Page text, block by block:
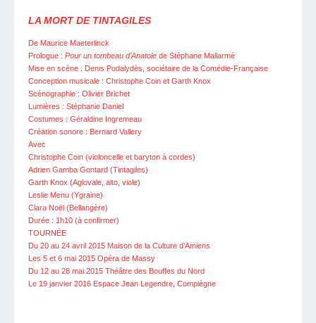
LA MORT DE TINTAGILES
De Maurice Maeterlinck
Prologue : Pour un tombeau d’Anatole de Stéphane Mallarmé
Mise en scène : Denis Podalydès, sociétaire de la Comédie-Française
Conception musicale : Christophe Coin et Garth Knox
Scénographie : Olivier Brichet
Lumières : Stéphanie Daniel
Costumes : Géraldine Ingremeau
Création sonore : Bernard Vallery
Avec
Christophe Coin (violoncelle et baryton à cordes)
Adrien Gamba Gontard (Tintagiles)
Garth Knox (Aglovale, alto, viole)
Leslie Menu (Ygraine)
Clara Noël (Bellangère)
Durée : 1h10 (à confirmer)
TOURNÉE
Du 20 au 24 avril 2015 Maison de la Culture d’Amiens
Les 5 et 6 mai 2015 Opéra de Massy
Du 12 au 28 mai 2015 Théâtre des Bouffes du Nord
Le 19 janvier 2016 Espace Jean Legendre, Compiègne